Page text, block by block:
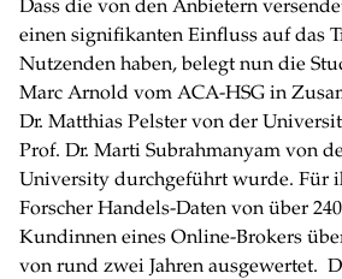
Dass die von den Anbietern
einen signifikanten Einfluss auf das
Nutzenden haben, belegt nun die
Marc Arnold vom ACA-HSG in
Dr. Matthias Pelster von der
Prof. Dr. Marti Subrahmanyam von
University durchgeführt wurde. Für
Forscher Handels-Daten von über
Kundinnen eines Online-Brokers
von rund zwei Jahren ausgewertet.